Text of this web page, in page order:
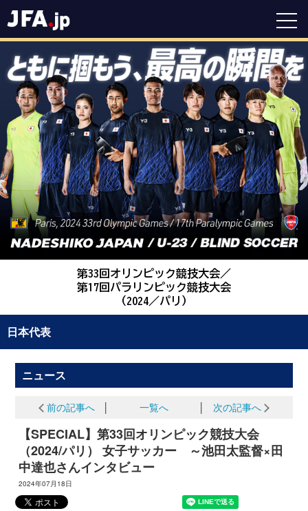
第33回オリンピック競技大会／
第17回パラリンピック競技大会
（2024／パリ）
日本代表
ニュース
前の記事へ 一覧へ 次の記事へ
【SPECIAL】第33回オリンピック競技大会
（2024/パリ） 女子サッカー ～池田太監督×田
中達也さんインタビュー
2024年07月18日